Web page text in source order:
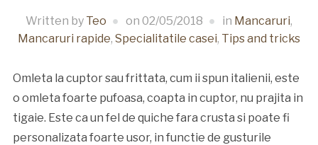
Written by Teo on 02/05/2018 in Mancaruri,
Mancaruri rapide, Specialitatile casei, Tips and tricks
Omleta la cuptor sau frittata, cum ii spun italienii, este
o omleta foarte pufoasa, coapta in cuptor, nu prajita in
tigaie. Este ca un fel de quiche fara crusta si poate fi
personalizata foarte usor, in functie de gusturile